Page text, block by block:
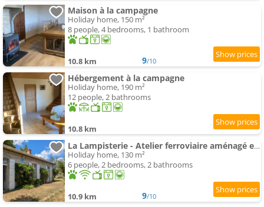
Maison à la campagne
Holiday home, 150 m²
8 people, 4 bedrooms, 1 bathroom
10.8 km 9/10
Hébergement à la campagne
Holiday home, 190 m²
12 people, 2 bathrooms
10.8 km
La Lampisterie - Atelier ferroviaire aménagé en bordure de la Voie Verte
Holiday home, 130 m²
6 people, 2 bedrooms, 2 bathrooms
10.9 km 9/10